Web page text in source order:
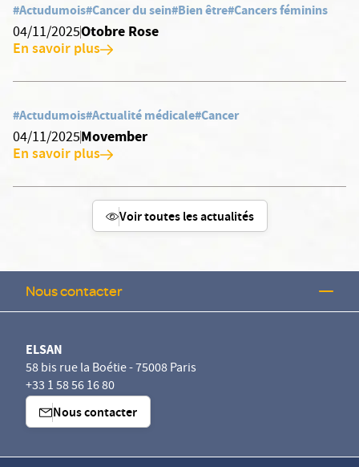
#Actudumois#Cancer du sein#Bien être#Cancers féminins
04/11/2025Otobre Rose
En savoir plus
#Actudumois#Actualité médicale#Cancer
04/11/2025Movember
En savoir plus
Voir toutes les actualités
Nous contacter
ELSAN
58 bis rue la Boétie - 75008 Paris
+33 1 58 56 16 80
Nous contacter